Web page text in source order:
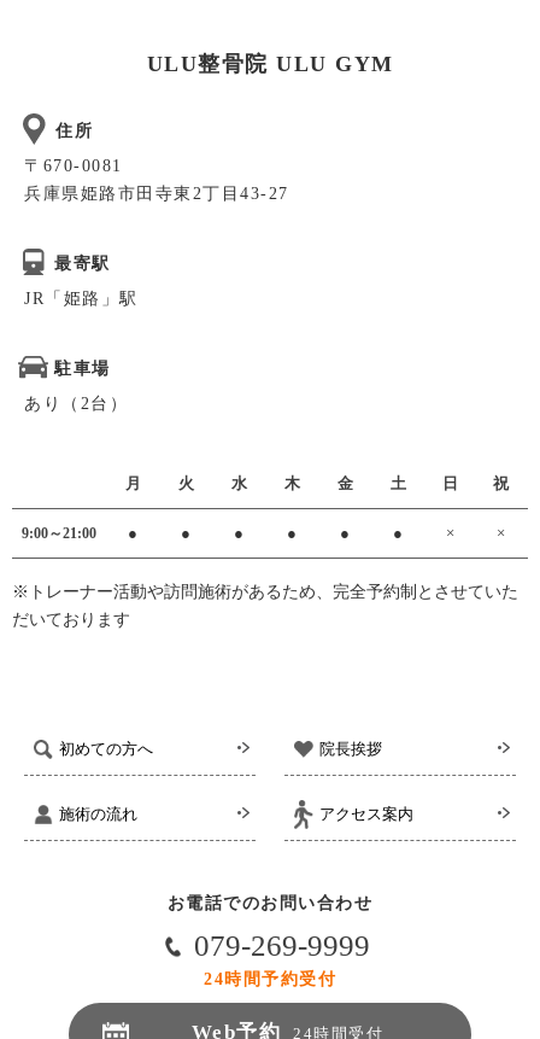
初めての方へ 院長挨拶
施術の流れ アクセス案内
ULU整骨院 ULU GYM
住所
〒670-0081
兵庫県姫路市田寺東2丁目43-27
最寄駅
JR「姫路」駅
駐車場
あり（2台）
月 火 水 木 金 土 日 祝
9:00～21:00 ● ● ● ● ● ● × ×
※トレーナー活動や訪問施術があるため、完全予約制とさせていた
だいております
お電話でのお問い合わせ
079-269-9999
24時間予約受付
Web予約 24時間受付